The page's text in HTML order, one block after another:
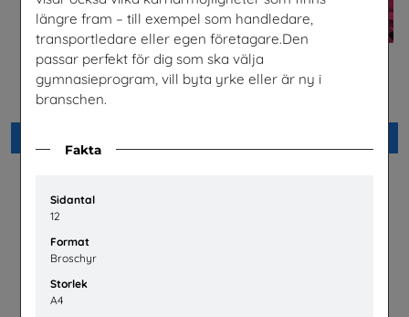
Fakta
Sidantal
12
Format
Broschyr
Storlek
A4
längre fram – till exempel som handledare,
transportledare eller egen företagare.Den
passar perfekt för dig som ska välja
gymnasieprogram, vill byta yrke eller är ny i
branschen.
Lastbilschaufför-Ett
framtidsjobb
TYA
Säkra svar om hiv
Riksförbundet Noaks Ark